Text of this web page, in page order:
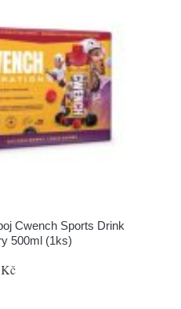
Cwench Sports Drink
500ml (1ks)